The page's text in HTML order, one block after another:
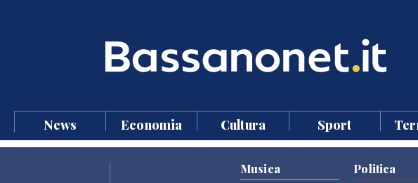
News Economia Cultura Sport
Musica Politica